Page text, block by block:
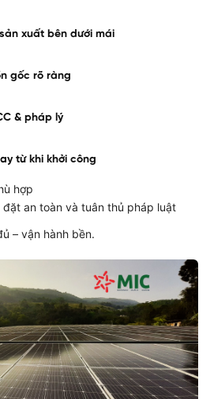
xuất bên dưới mái
gốc rõ ràng
& pháp lý
từ khi khởi công
hợp
an toàn và tuân thủ pháp luật
– vận hành bền.